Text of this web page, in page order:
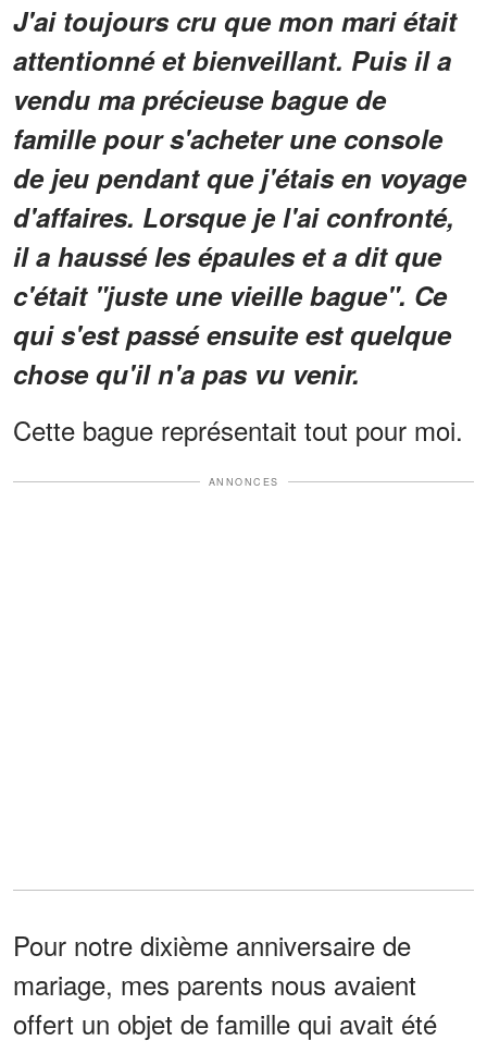
J'ai toujours cru que mon mari était
attentionné et bienveillant. Puis il a
vendu ma précieuse bague de
famille pour s'acheter une console
de jeu pendant que j'étais en voyage
d'affaires. Lorsque je l'ai confronté,
il a haussé les épaules et a dit que
c'était "juste une vieille bague". Ce
qui s'est passé ensuite est quelque
chose qu'il n'a pas vu venir.
Cette bague représentait tout pour moi.
ANNONCES
Pour notre dixième anniversaire de
mariage, mes parents nous avaient
offert un objet de famille qui avait été